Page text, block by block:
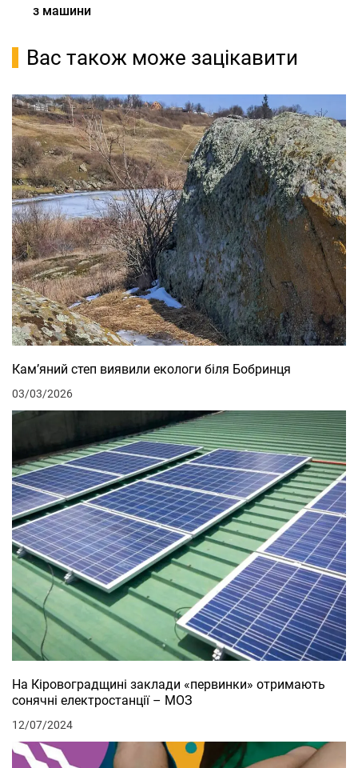
з машини
Вас також може зацікавити
Кам’яний степ виявили екологи біля Бобринця
03/03/2026
На Кіровоградщині заклади «первинки» отримають
сонячні електростанції – МОЗ
12/07/2024